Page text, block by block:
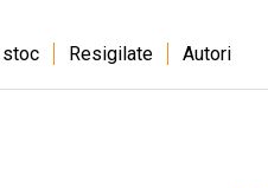
stoc Resigilate Autori